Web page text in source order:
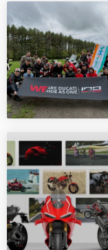
スタッフブログ
サービス
スタッフ
アパレル
コンフィギュ
お支払いシミ